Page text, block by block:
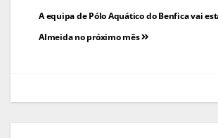
Navegação
de
A equipa de Pólo Aquático do Benfica vai
Almeida no próximo mês